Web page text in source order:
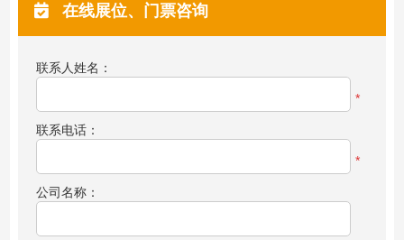
在线展位、门票咨询
联系人姓名：
*
联系电话：
*
公司名称：